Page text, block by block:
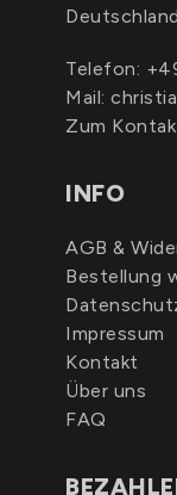
Deutschland
Telefon:
Mail:
Zum
INFO
AGB &
Bestellung
Impressum
Kontakt
Über uns
FAQ